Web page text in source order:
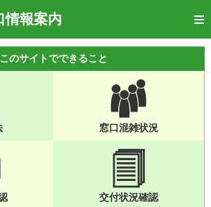
情報案内
ー
このサイトでできること
窓口混雑状況
交付状況確認